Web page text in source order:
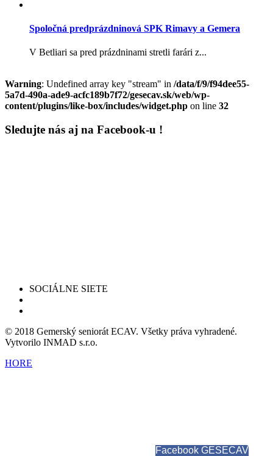
Spoločná predprázdninová SPK Rimavy a Gemera
V Betliari sa pred prázdninami stretli farári z...
Warning: Undefined array key "stream" in /data/f/9/f94dee55-
5a7d-490a-ade9-acfc189b7f72/gesecav.sk/web/wp-
content/plugins/like-box/includes/widget.php on line 32
Sledujte nás aj na Facebook-u !
SOCIÁLNE SIETE
© 2018 Gemerský seniorát ECAV. Všetky práva vyhradené.
Vytvorilo INMAD s.r.o.
HORE
Facebook GESECAV